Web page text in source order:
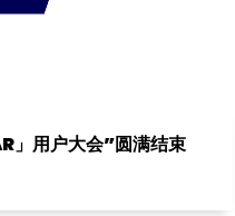
」用户大会”圆满结束